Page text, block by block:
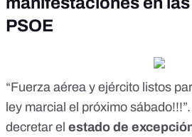
PSOE
“Fuerza aérea y ejército listos
ley marcial el próximo sábado!!!
decretar el estado de